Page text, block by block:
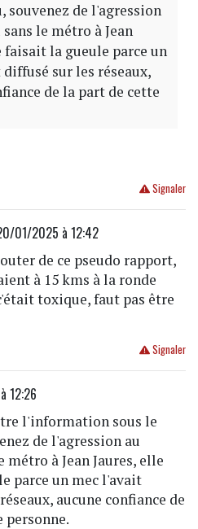
souvenez de l'agression
le métro à Jean
faisait la gueule parce un
sur les réseaux,
de la part de cette
Signaler
01/2025 à 12:42
de ce pseudo rapport,
à 15 kms à la ronde
toxique, faut pas être
Signaler
12:26
l'information sous le
de l'agression au
métro à Jean Jaures, elle
parce un mec l'avait
aucune confiance de
personne.